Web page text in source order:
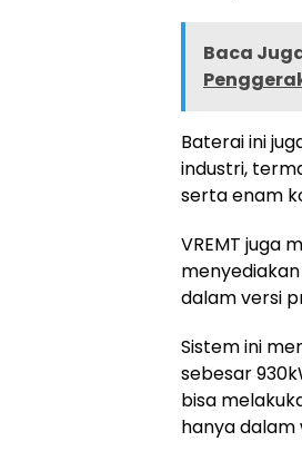
Baca
Baterai ini
industri,
serta enam
VREMT juga
dalam versi
Sistem ini
sebesar
bisa
hanya dalam